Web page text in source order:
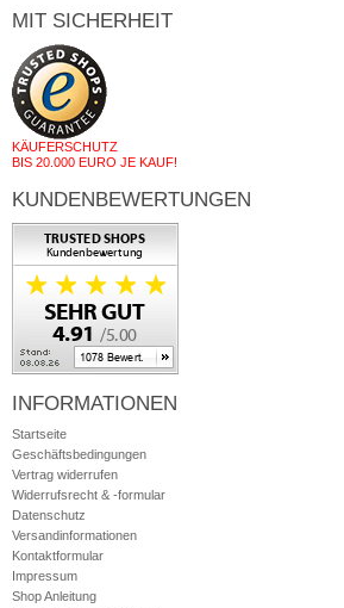
MIT SICHERHEIT
KÄUFERSCHUTZ
BIS 20.000 EURO JE KAUF!
KUNDENBEWERTUNGEN
INFORMATIONEN
Startseite
Geschäftsbedingungen
Vertrag widerrufen
Widerrufsrecht & -formular
Datenschutz
Versandinformationen
Kontaktformular
Impressum
Shop Anleitung